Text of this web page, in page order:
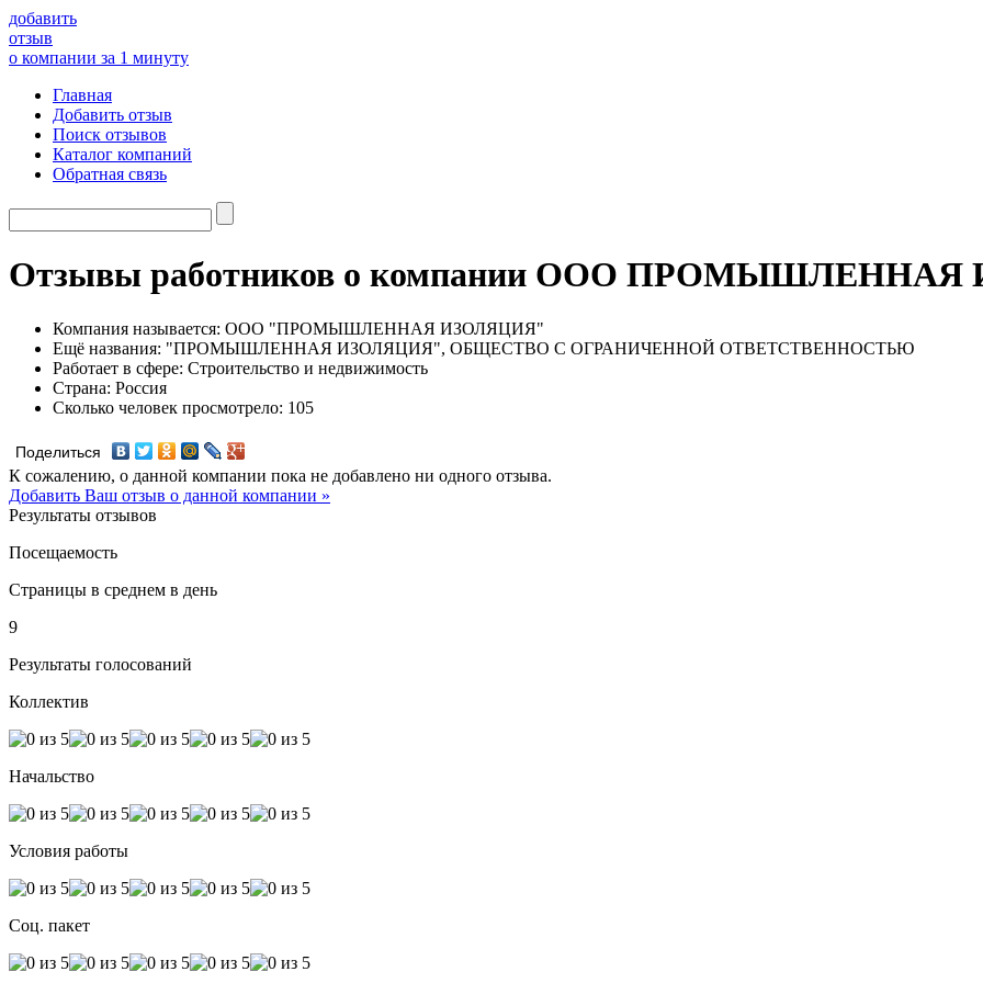
добавить
отзыв
о компании за 1 минуту
Главная
Добавить отзыв
Поиск отзывов
Каталог компаний
Обратная связь
Отзывы работников о компании ООО
Компания называется: ООО "ПРОМЫШЛЕННАЯ ИЗОЛЯЦИЯ"
Ещё названия: "ПРОМЫШЛЕННАЯ ИЗОЛЯЦИЯ", ОБЩЕСТВО С ОГРАНИЧЕННОЙ ОТВЕТСТВЕННОСТЬЮ
Работает в сфере: Строительство и недвижимость
Страна: Россия
Сколько человек просмотрело: 105
Поделиться
К сожалению, о данной компании пока не добавлено ни одного отзыва.
Добавить Ваш отзыв о данной компании »
Результаты отзывов
Посещаемость
Страницы в среднем в день
9
Результаты голосований
Коллектив
Начальство
Условия работы
Соц. пакет